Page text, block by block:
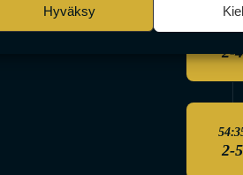
Hyväksy
2-4
2-5